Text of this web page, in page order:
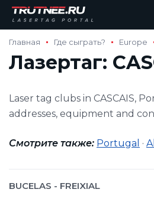
Главная Где сыграть? Europe
Лазертаг:
Laser tag clubs in CASCAIS,
addresses, equipment and
Смотрите также: Portugal ·
BUCELAS - FREIXIAL